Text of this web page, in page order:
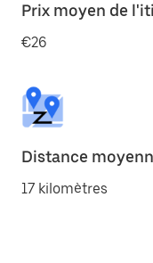
Prix moyen de
€26
Distance
17 kilomètres